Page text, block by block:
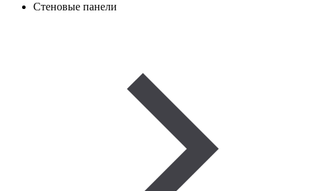
Стеновые панели